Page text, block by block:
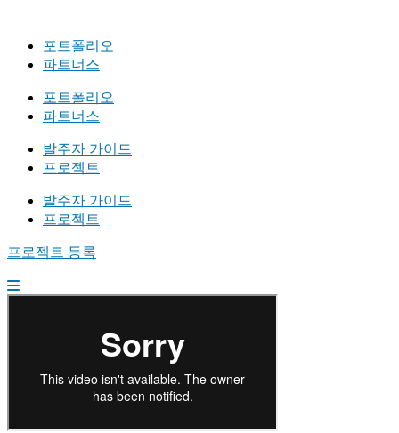
포트폴리오
파트너스
포트폴리오
파트너스
발주자 가이드
프로젝트
발주자 가이드
프로젝트
프로젝트 등록